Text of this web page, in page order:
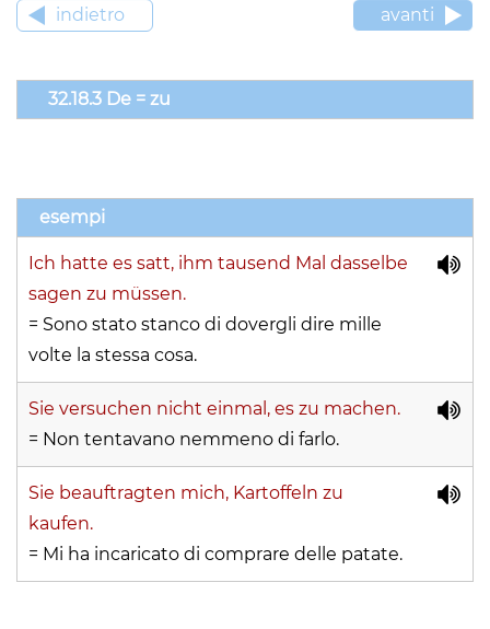
indietro avanti
32.18.3 De = zu
esempi
Ich hatte es satt, ihm tausend Mal dasselbe
sagen zu müssen.
= Sono stato stanco di dovergli dire mille
volte la stessa cosa.
Sie versuchen nicht einmal, es zu machen.
= Non tentavano nemmeno di farlo.
Sie beauftragten mich, Kartoffeln zu
kaufen.
= Mi ha incaricato di comprare delle patate.